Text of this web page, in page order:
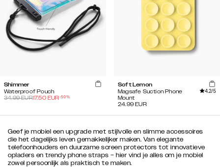
Shimmer
Waterproof Pouch
34.99EUR17.50 EUR-50%
Soft Lemon
Magsafe Suction Phone
Mount
4.2/5
24.99 EUR
Geef je mobiel een upgrade met stijlvolle en slimme accessoires
die het dagelijks leven gemakkelijker maken. Van elegante
telefoonhouders en duurzame screen protectors tot innovatieve
opladers en trendy phone straps – hier vind je alles om je mobiel
zowel persoonlijk als praktisch te maken.